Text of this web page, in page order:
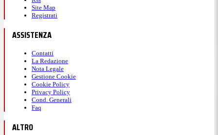
Site Map
Registrati
ASSISTENZA
Contatti
La Redazione
Nota Legale
Gestione Cookie
Cookie Policy
Privacy Policy
Cond. Generali
Faq
ALTRO